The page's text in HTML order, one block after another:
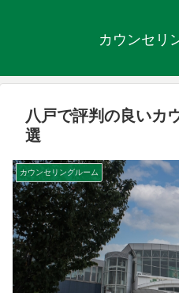
カウンセリ
八戸で評判の良いカ
選
カウンセリングルーム